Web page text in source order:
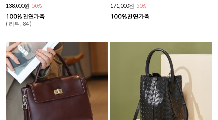
138,000원 50%
( 리뷰 : 84 )
171,000원 50%